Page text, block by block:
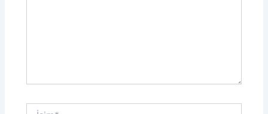
İsim*